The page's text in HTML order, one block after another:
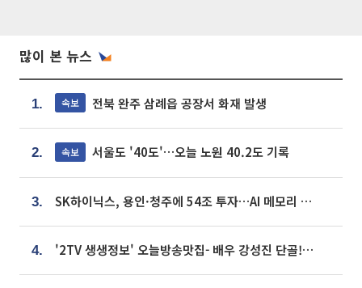
많이 본 뉴스
1. 속보 전북 완주 삼례읍 공장서 화재 발생
2. 속보 서울도 '40도'…오늘 노원 40.2도 기록
3. SK하이닉스, 용인·청주에 54조 투자…AI 메모리 생산기지 키운다
4. '2TV 생생정보' 오늘방송맛집- 배우 강성진 단골! 쌀국수ㆍ푸팟퐁 커리 맛집 '블○○○'